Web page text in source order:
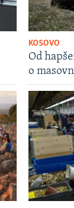
KOSOVO
Od
o